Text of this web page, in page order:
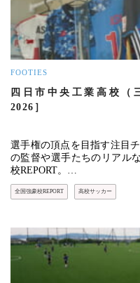
FOOTIES
四日市中央工業高校（
2026］
選手権の頂点を目指す注目
の監督や選手たちのリアル
校REPORT。…
全国強豪校REPORT 高校サッカー